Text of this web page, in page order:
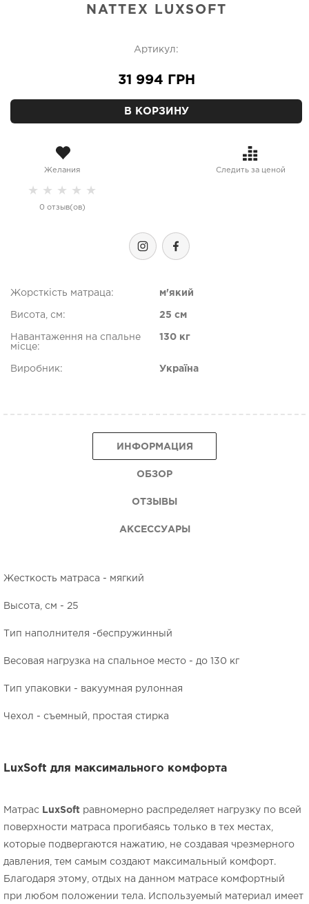
NATTEX LUXSOFT
Артикул:
31 994 ГРН
В КОРЗИНУ
Желания Следить за ценой
★ ★ ★ ★ ★
0 отзыв(ов)
Жорсткість матраца: м'який
Висота, см: 25 см
Навантаження на спальне
місце:
130 кг
Виробник: Україна
ИНФОРМАЦИЯ
ОБЗОР
ОТЗЫВЫ
АКСЕССУАРЫ
Жесткость матраса - мягкий
Высота, см - 25
Тип наполнителя -беспружинный
Весовая нагрузка на спальное место - до 130 кг
Тип упаковки - вакуумная рулонная
Чехол - съемный, простая стирка
LuxSoft для максимального комфорта
Матрас LuxSoft равномерно распределяет нагрузку по всей
поверхности матраса прогибаясь только в тех местах,
которые подвергаются нажатию, не создавая чрезмерного
давления, тем самым создают максимальный комфорт.
Благодаря этому, отдых на данном матрасе комфортный
при любом положении тела. Используемый материал имеет